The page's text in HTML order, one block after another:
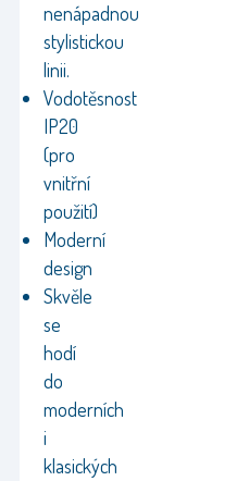
nenápadnou
stylistickou
linii.
Vodotěsnost
IP20
(pro
vnitřní
použití)
Moderní
design
Skvěle
se
hodí
do
moderních
i
klasických